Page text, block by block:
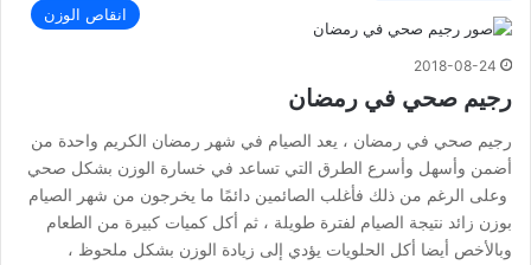
انقاص الوزن
2018-08-24
رجيم صحي في رمضان
رجيم صحي في رمضان ، يعد الصيام في شهر رمضان الكريم واحدة من
أضمن وأسهل وأسرع الطرق التي تساعد في خسارة الوزن بشكل صحي
وعلى الرغم من ذلك فأغلب الصائمين دائمًا ما يخرجون من شهر الصيام
بوزن زائد نتيجة الصيام لفترة طويلة ، ثم أكل كميات كبيرة من الطعام
وبالأخص أيضا أكل الحلويات يؤدي إلى زيادة الوزن بشكل ملحوظ ،